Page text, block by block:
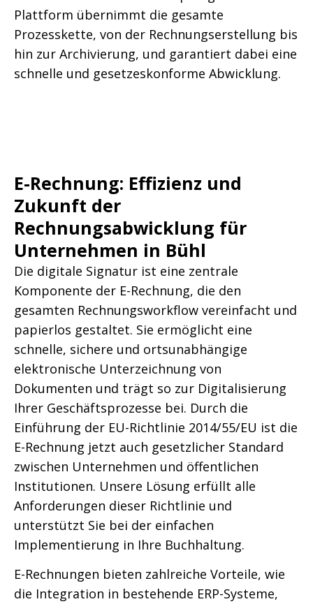
Plattform übernimmt die gesamte
Prozesskette, von der Rechnungserstellung bis
hin zur Archivierung, und garantiert dabei eine
schnelle und gesetzeskonforme Abwicklung.
E-Rechnung: Effizienz und
Zukunft der
Rechnungsabwicklung für
Unternehmen in Bühl
Die digitale Signatur ist eine zentrale
Komponente der E-Rechnung, die den
gesamten Rechnungsworkflow vereinfacht und
papierlos gestaltet. Sie ermöglicht eine
schnelle, sichere und ortsunabhängige
elektronische Unterzeichnung von
Dokumenten und trägt so zur Digitalisierung
Ihrer Geschäftsprozesse bei. Durch die
Einführung der EU-Richtlinie 2014/55/EU ist die
E-Rechnung jetzt auch gesetzlicher Standard
zwischen Unternehmen und öffentlichen
Institutionen. Unsere Lösung erfüllt alle
Anforderungen dieser Richtlinie und
unterstützt Sie bei der einfachen
Implementierung in Ihre Buchhaltung.
E-Rechnungen bieten zahlreiche Vorteile, wie
die Integration in bestehende ERP-Systeme,